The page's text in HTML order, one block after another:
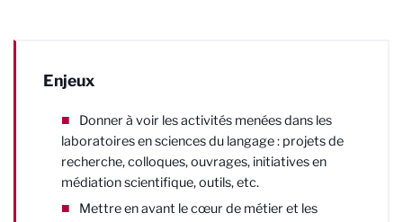
Enjeux
Donner à voir les activités menées dans les
laboratoires en sciences du langage: projets de
recherche, colloques, ouvrages, initiatives en
médiation scientifique, outils, etc.
Mettre en avant le cœur de métier et les